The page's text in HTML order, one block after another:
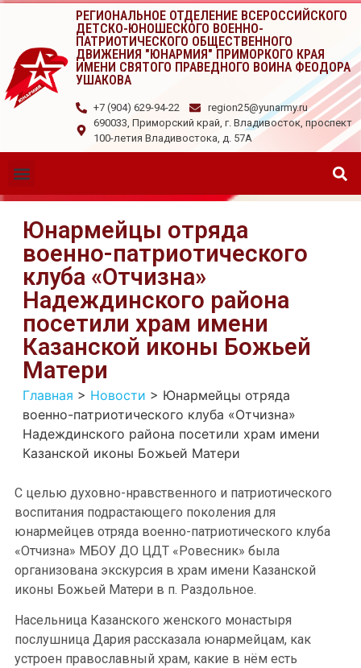
РЕГИОНАЛЬНОЕ ОТДЕЛЕНИЕ ВСЕРОССИЙСКОГО
ДЕТСКО-ЮНОШЕСКОГО ВОЕННО-
ПАТРИОТИЧЕСКОГО ОБЩЕСТВЕННОГО
ДВИЖЕНИЯ "ЮНАРМИЯ" ПРИМОРКОГО КРАЯ
ИМЕНИ СВЯТОГО ПРАВЕДНОГО ВОИНА ФЕОДОРА
УШАКОВА
+7 (904) 629-94-22
region25@yunarmy.ru
690033, Приморский край, г. Владивосток, проспект
100-летия Владивостока, д. 57А
Юнармейцы отряда
военно-патриотического
клуба «Отчизна»
Надеждинского района
посетили храм имени
Казанской иконы Божьей
Матери
Главная > Новости > Юнармейцы отряда
военно-патриотического клуба «Отчизна»
Надеждинского района посетили храм имени
Казанской иконы Божьей Матери
С целью духовно-нравственного и патриотического
воспитания подрастающего поколения для
юнармейцев отряда военно-патриотического клуба
«Отчизна» МБОУ ДО ЦДТ «Ровесник» была
организована экскурсия в храм имени Казанской
иконы Божьей Матери в п. Раздольное.
Насельница Казанского женского монастыря
послушница Дария рассказала юнармейцам, как
устроен православный храм, какие в нём есть